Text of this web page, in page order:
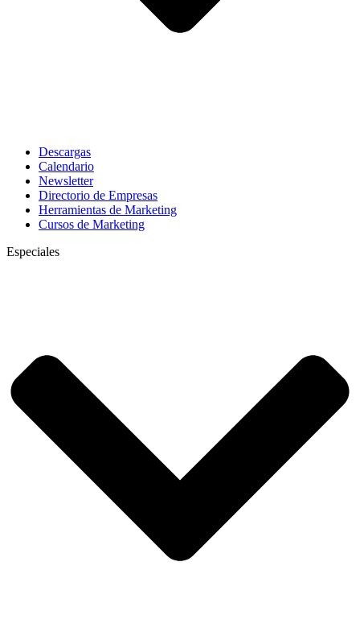
Descargas
Calendario
Newsletter
Directorio de Empresas
Herramientas de Marketing
Cursos de Marketing
Especiales